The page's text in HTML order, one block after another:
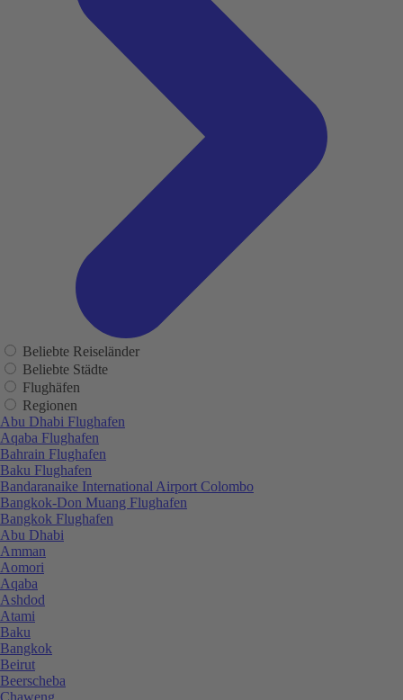
Beliebte Reiseländer
Beliebte Städte
Flughäfen
Regionen
Abu Dhabi Flughafen
Aqaba Flughafen
Bahrain Flughafen
Baku Flughafen
Bandaranaike International Airport Colombo
Bangkok-Don Muang Flughafen
Bangkok Flughafen
Abu Dhabi
Amman
Aomori
Aqaba
Ashdod
Atami
Baku
Bangkok
Beirut
Beerscheba
Chaweng